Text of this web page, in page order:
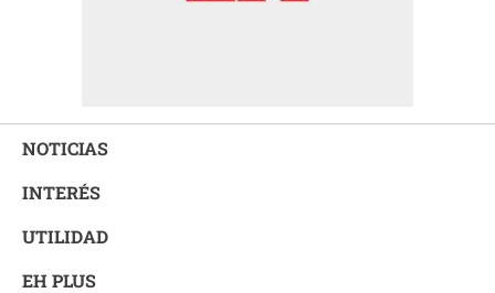
NOTICIAS
INTERÉS
UTILIDAD
EH PLUS